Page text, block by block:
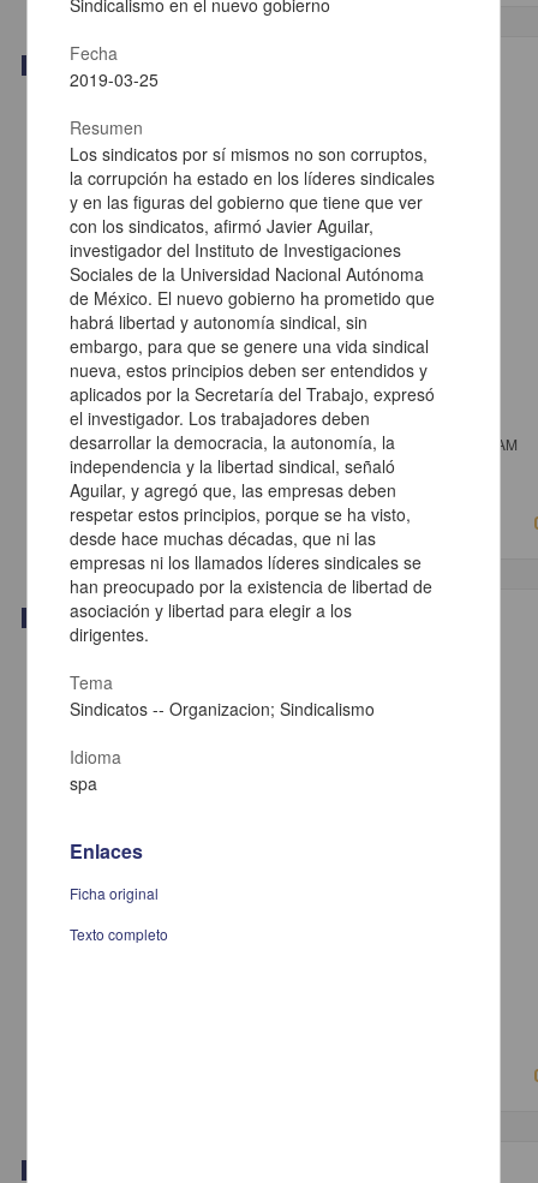
Corte IDH: creación de obligaciones jurídicas
Estrada Adán, Guillermo E. - Instituto de Investigaciones Jurídicas, UNAM
2019-09-04
Ciencias Sociales y Económicas
Sindicalismo en el nuevo gobierno
Fecha
2019-03-25
Resumen
Los sindicatos por sí mismos no son corruptos,
la corrupción ha estado en los líderes sindicales
y en las figuras del gobierno que tiene que ver
con los sindicatos, afirmó Javier Aguilar,
investigador del Instituto de Investigaciones
Sociales de la Universidad Nacional Autónoma
de México. El nuevo gobierno ha prometido que
habrá libertad y autonomía sindical, sin
embargo, para que se genere una vida sindical
nueva, estos principios deben ser entendidos y
aplicados por la Secretaría del Trabajo, expresó
el investigador. Los trabajadores deben
desarrollar la democracia, la autonomía, la
independencia y la libertad sindical, señaló
Aguilar, y agregó que, las empresas deben
respetar estos principios, porque se ha visto,
desde hace muchas décadas, que ni las
empresas ni los llamados líderes sindicales se
han preocupado por la existencia de libertad de
asociación y libertad para elegir a los
dirigentes.
Tema
Sindicatos -- Organizacion; Sindicalismo
Idioma
spa
Enlaces
Ficha original
Texto completo